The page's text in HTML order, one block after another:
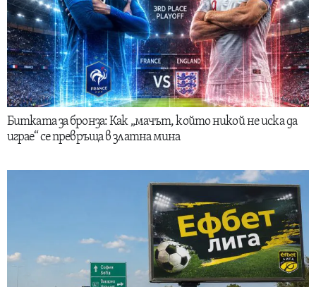
Битката за бронза: Как „мачът, който никой не иска да
играе“ се превръща в златна мина